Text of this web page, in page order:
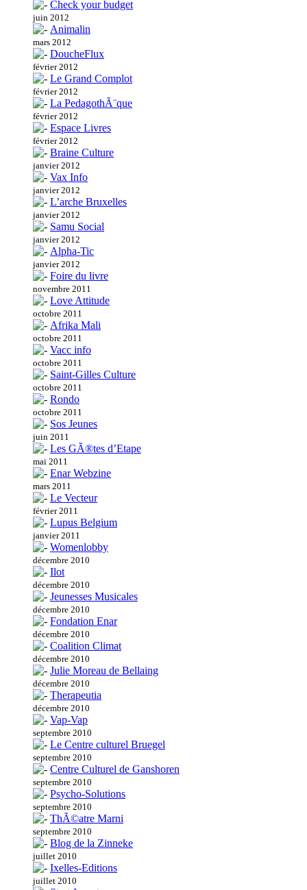
Check your budget
juin 2012
Animalin
mars 2012
DoucheFlux
février 2012
Le Grand Complot
février 2012
La PedagothÃ¨que
février 2012
Espace Livres
février 2012
Braine Culture
janvier 2012
Vax Info
janvier 2012
L’arche Bruxelles
janvier 2012
Samu Social
janvier 2012
Alpha-Tic
janvier 2012
Foire du livre
novembre 2011
Love Attitude
octobre 2011
Afrika Mali
octobre 2011
Vacc info
octobre 2011
Saint-Gilles Culture
octobre 2011
Rondo
octobre 2011
Sos Jeunes
juin 2011
Les GÃ®tes d’Etape
mai 2011
Enar Webzine
mars 2011
Le Vecteur
février 2011
Lupus Belgium
janvier 2011
Womenlobby
décembre 2010
Ilot
décembre 2010
Jeunesses Musicales
décembre 2010
Fondation Enar
décembre 2010
Coalition Climat
décembre 2010
Julie Moreau de Bellaing
décembre 2010
Therapeutia
décembre 2010
Vap-Vap
septembre 2010
Le Centre culturel Bruegel
septembre 2010
Centre Culturel de Ganshoren
septembre 2010
Psycho-Solutions
septembre 2010
ThÃ©atre Marni
septembre 2010
Blog de la Zinneke
juillet 2010
Ixelles-Editions
juillet 2010